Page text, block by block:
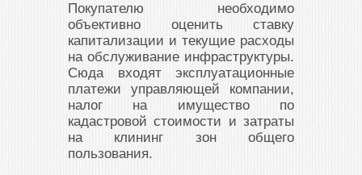
Покупателю необходимо
объективно оценить ставку
капитализации и текущие расходы
на обслуживание инфраструктуры.
Сюда входят эксплуатационные
платежи управляющей компании,
налог на имущество по
кадастровой стоимости и затраты
на клининг зон общего
пользования.